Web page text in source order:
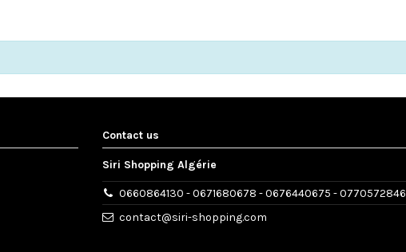
Contact us
Siri Shopping Algérie
0660864130 - 0671680678 - 0676440675 - 0770572846
contact@siri-shopping.com